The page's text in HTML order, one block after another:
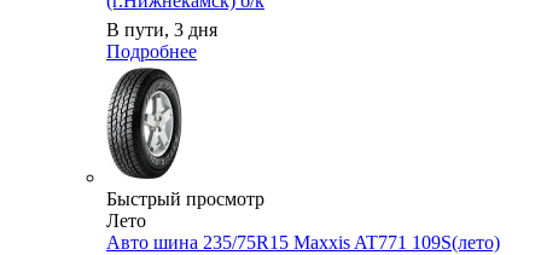
В пути, 3 дня
Подробнее
Быстрый просмотр
Лето
Авто шина 235/75R15 Maxxis AT771 109S(лето)